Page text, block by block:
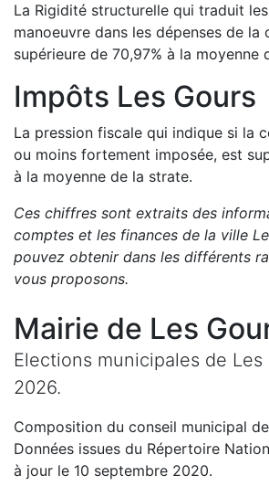
La Rigidité structurelle qui traduit
manoeuvre dans les dépenses de la
supérieure de 70,97% à la moyenne
Impôts Les Gours
La pression fiscale qui indique si la
ou moins fortement imposée, est
à la moyenne de la strate.
Ces chiffres sont extraits des
comptes et les finances de la ville
pouvez obtenir dans les différents
vous proposons.
Mairie de Les
Elections municipales de Les
2026.
Composition du conseil municipal de
Données issues du Répertoire
à jour le 10 septembre 2020.